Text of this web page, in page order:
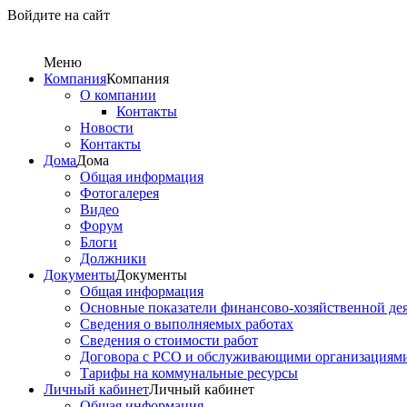
Войдите на сайт
Меню
КомпанияКомпания
О компании
Контакты
Новости
Контакты
ДомаДома
Общая информация
Фотогалерея
Видео
Форум
Блоги
Должники
ДокументыДокументы
Общая информация
Основные показатели финансово-хозяйственной
Сведения о выполняемых работах
Сведения о стоимости работ
Договора с РСО и обслуживающими
Тарифы на коммунальные ресурсы
Личный кабинетЛичный кабинет